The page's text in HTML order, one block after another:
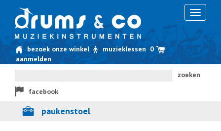
Toggle
bezoek onze winkel muzieklessen 0
aanmelden
zoeken
facebook
paukenstoel